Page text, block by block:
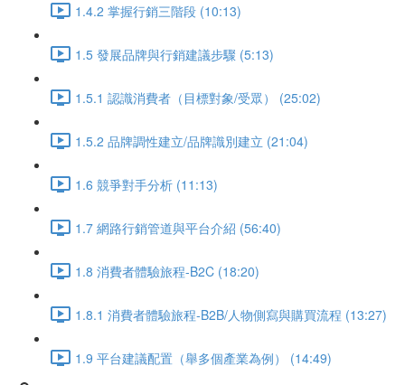
1.4.2 掌握行銷三階段 (10:13)
1.5 發展品牌與行銷建議步驟 (5:13)
1.5.1 認識消費者（目標對象/受眾） (25:02)
1.5.2 品牌調性建立/品牌識別建立 (21:04)
1.6 競爭對手分析 (11:13)
1.7 網路行銷管道與平台介紹 (56:40)
1.8 消費者體驗旅程-B2C (18:20)
1.8.1 消費者體驗旅程-B2B/人物側寫與購買流程 (13:27)
1.9 平台建議配置（舉多個產業為例） (14:49)